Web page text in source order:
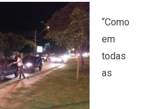
“Como
em
todas
as